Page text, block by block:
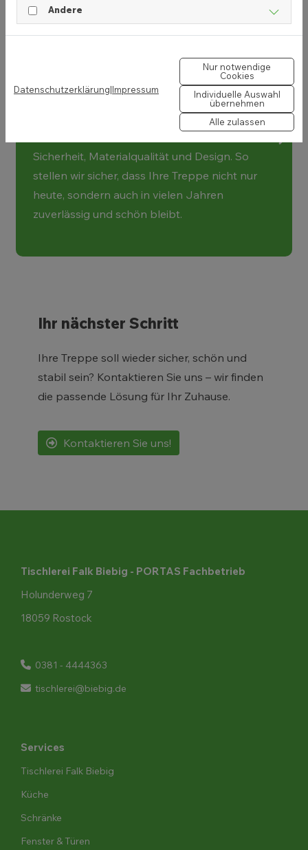
Warum Meisterfachbetrieb?
Eine Treppe trägt Sie täglich – hier darf
nichts dem Zufall überlassen werden. Als
Sicherheit, Materialqualität und Design. So
stellen wir sicher, dass Ihre Treppe nicht nur
heute, sondern auch in vielen Jahren
zuverlässig und schön bleibt.
Ihr nächster Schritt
Ihre Treppe soll wieder sicher, schön und
stabil sein? Kontaktieren Sie uns – wir finden
die passende Lösung für Ihr Zuhause.
Kontaktieren Sie uns!
Tischlerei Falk Biebig - PORTAS Fachbetrieb
Holunderweg 7
18059 Rostock
0381 - 4444363
tischlerei@biebig.de
Services
Tischlerei Falk Biebig
Küche
Schränke
Fenster & Türen
Andere
Datenschutzerklärung|Impressum
Nur notwendige
Cookies
Individuelle Auswahl
übernehmen
Alle zulassen